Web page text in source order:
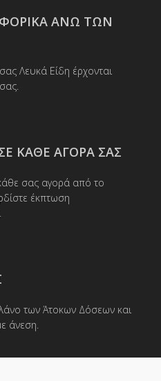
μπορούν
σελίδα
του
ΑΝΩ ΤΩΝ
Λευκά Είδη έρχονται
ΣΕ ΚΑΘΕ ΑΓΟΡΑ ΣΑΣ
σας αγορά από το
έκπτωση
των Άτοκων Δόσεων και
άνεση.